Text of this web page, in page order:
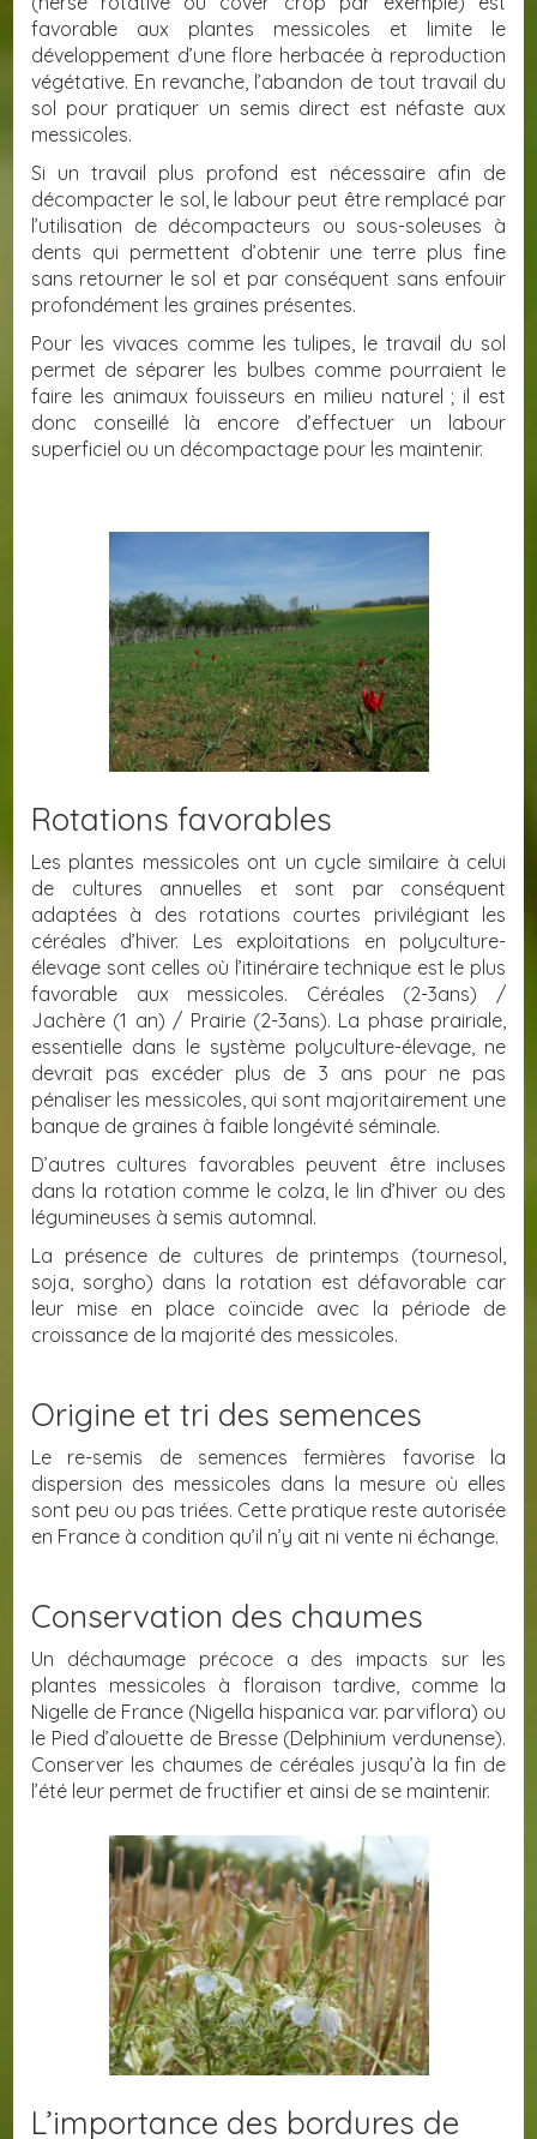
favorable aux plantes messicoles et limite le
développement d’une flore herbacée à reproduction
végétative. En revanche, l’abandon de tout travail du
sol pour pratiquer un semis direct est néfaste aux
messicoles.
Si un travail plus profond est nécessaire afin de
décompacter le sol, le labour peut être remplacé par
l’utilisation de décompacteurs ou sous-soleuses à
dents qui permettent d’obtenir une terre plus fine
sans retourner le sol et par conséquent sans enfouir
profondément les graines présentes.
Pour les vivaces comme les tulipes, le travail du sol
permet de séparer les bulbes comme pourraient le
faire les animaux fouisseurs en milieu naturel ; il est
donc conseillé là encore d’effectuer un labour
superficiel ou un décompactage pour les maintenir.
Rotations favorables
Les plantes messicoles ont un cycle similaire à celui
de cultures annuelles et sont par conséquent
adaptées à des rotations courtes privilégiant les
céréales d’hiver. Les exploitations en polyculture-
élevage sont celles où l’itinéraire technique est le plus
favorable aux messicoles. Céréales (2-3ans) /
Jachère (1 an) / Prairie (2-3ans). La phase prairiale,
essentielle dans le système polyculture-élevage, ne
devrait pas excéder plus de 3 ans pour ne pas
pénaliser les messicoles, qui sont majoritairement une
banque de graines à faible longévité séminale.
D’autres cultures favorables peuvent être incluses
dans la rotation comme le colza, le lin d’hiver ou des
légumineuses à semis automnal.
La présence de cultures de printemps (tournesol,
soja, sorgho) dans la rotation est défavorable car
leur mise en place coïncide avec la période de
croissance de la majorité des messicoles.
Origine et tri des semences
Le re-semis de semences fermières favorise la
dispersion des messicoles dans la mesure où elles
sont peu ou pas triées. Cette pratique reste autorisée
en France à condition qu’il n’y ait ni vente ni échange.
Conservation des chaumes
Un déchaumage précoce a des impacts sur les
plantes messicoles à floraison tardive, comme la
Nigelle de France (Nigella hispanica var. parviflora) ou
le Pied d’alouette de Bresse (Delphinium verdunense).
Conserver les chaumes de céréales jusqu’à la fin de
l’été leur permet de fructifier et ainsi de se maintenir.
L’importance des bordures de